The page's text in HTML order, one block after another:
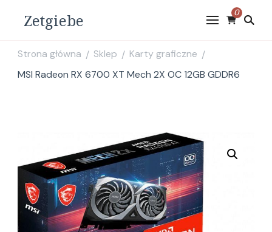
Zetgiebe 0
Strona główna / Sklep / Karty graficzne /
MSI Radeon RX 6700 XT Mech 2X OC 12GB GDDR6